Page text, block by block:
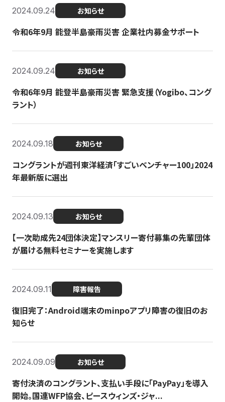
2024.09.24 お知らせ
令和6年9月 能登半島豪雨災害 企業社内募金サポート
2024.09.24 お知らせ
令和6年9月 能登半島豪雨災害 緊急支援（Yogibo、コング
ラント）
2024.09.18 お知らせ
コングラントが週刊東洋経済「すごいベンチャー100」2024
年最新版に選出
2024.09.13 お知らせ
【一次助成先24団体決定】マンスリー寄付募集の先輩団体
が届ける無料セミナーを実施します
2024.09.11 障害報告
復旧完了：Android端末のminpoアプリ障害の復旧のお
知らせ
2024.09.09 お知らせ
寄付決済のコングラント、支払い手段に「PayPay」を導入
開始。国連WFP協会、ピースウィンズ・ジャ...